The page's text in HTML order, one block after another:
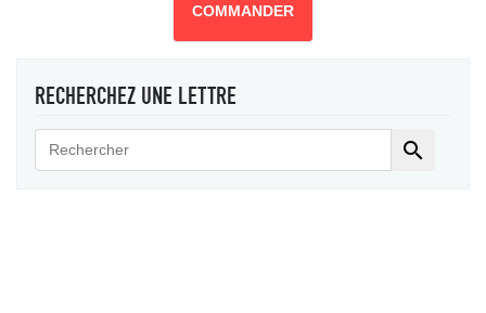
COMMANDER
RECHERCHEZ UNE LETTRE
